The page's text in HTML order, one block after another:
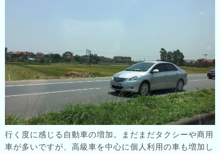
行く度に感じる自動車の増加。まだまだタクシーや商用
車が多いですが、高級車を中心に個人利用の車も増加し